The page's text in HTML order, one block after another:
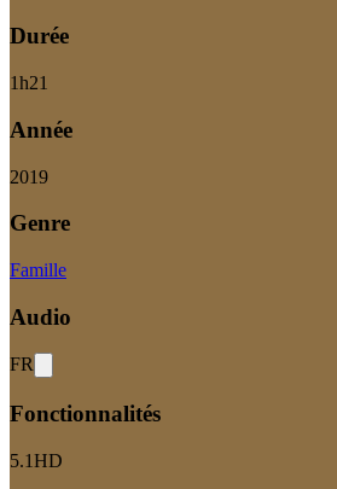
Durée
1h21
Année
2019
Genre
Famille
Audio
FR
Fonctionnalités
5.1HD